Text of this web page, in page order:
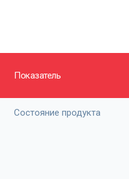
Показатель
Состояние продукта